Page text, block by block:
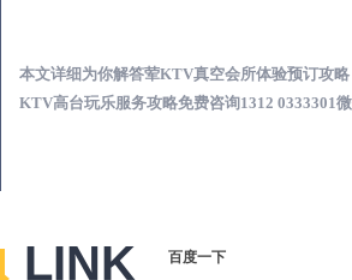
本文详细为你解答荤KTV真空会所体验预订攻
KTV高台玩乐服务攻略免费咨询1312 0333301微
LINK 百度一下